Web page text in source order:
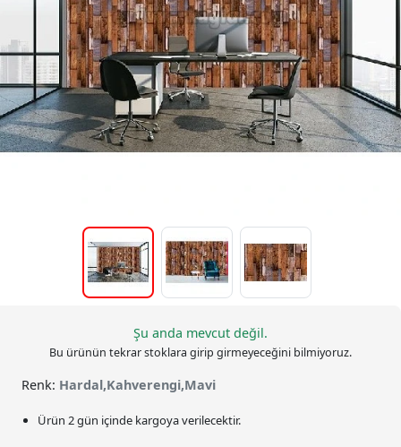
Şu anda mevcut değil.
Bu ürünün tekrar stoklara girip girmeyeceğini bilmiyoruz.
Renk: Hardal,Kahverengi,Mavi
Ürün 2 gün içinde kargoya verilecektir.